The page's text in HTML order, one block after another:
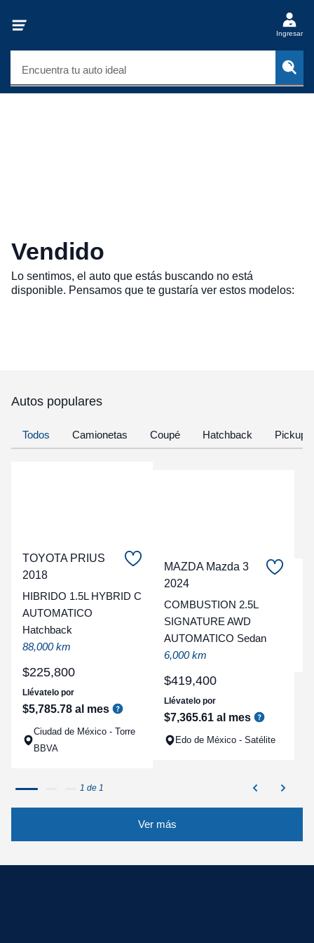
Ingresar
Encuentra tu auto ideal
Vendido
Lo sentimos, el auto que estás buscando no está
disponible. Pensamos que te gustaría ver estos modelos:
Autos populares
Todos Camionetas Coupé Hatchback Pickup
TOYOTA PRIUS
2018
HIBRIDO 1.5L HYBRID C
AUTOMATICO
Hatchback
88,000 km
$225,800
Llévatelo por
$5,785.78 al mes
Ciudad de México - Torre
BBVA
MAZDA Mazda 3
2024
COMBUSTION 2.5L
SIGNATURE AWD
AUTOMATICO Sedan
6,000 km
$419,400
Llévatelo por
$7,365.61 al mes
Edo de México - Satélite
1 de 1
Ver más